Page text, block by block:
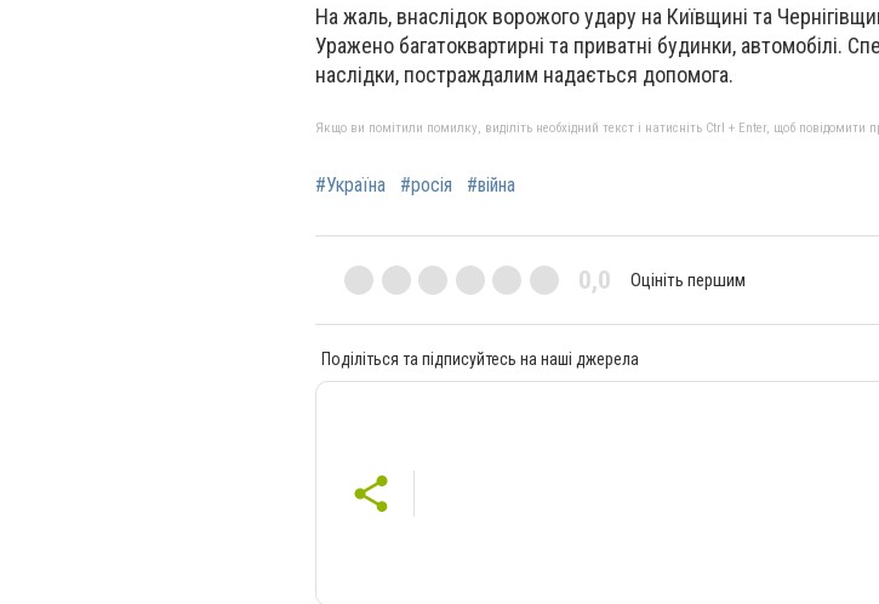
На жаль, внаслідок ворожого удару на Київщині та
Уражено багатоквартирні та приватні будинки, автомобілі.
наслідки, постраждалим надається допомога.
Якщо ви помітили помилку, виділіть необхідний текст і натисніть Ctrl + Enter, щоб повідомити
#Україна #росія #війна
0,0 Оцініть першим
Поділіться та підписуйтесь на наші джерела